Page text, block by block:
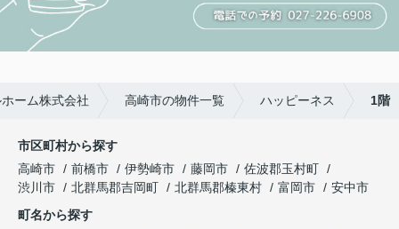
ーム株式会社 高崎市の物件一覧 ハッピーネス 1階
市区町村から探す
高崎市
前橋市 伊勢崎市 藤岡市
佐波郡玉村町
渋川市
北群馬郡吉岡町 北群馬郡榛東村 富岡市
安中市
町名から探す